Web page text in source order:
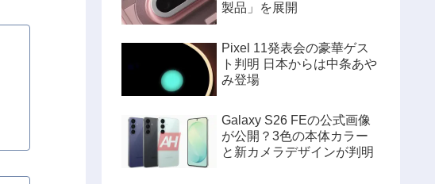
製品」を展開
Pixel 11発表会の豪華ゲス
ト判明 日本からは中条あや
み登場
Galaxy S26 FEの公式画像
が公開？3色の本体カラー
と新カメラデザインが判明